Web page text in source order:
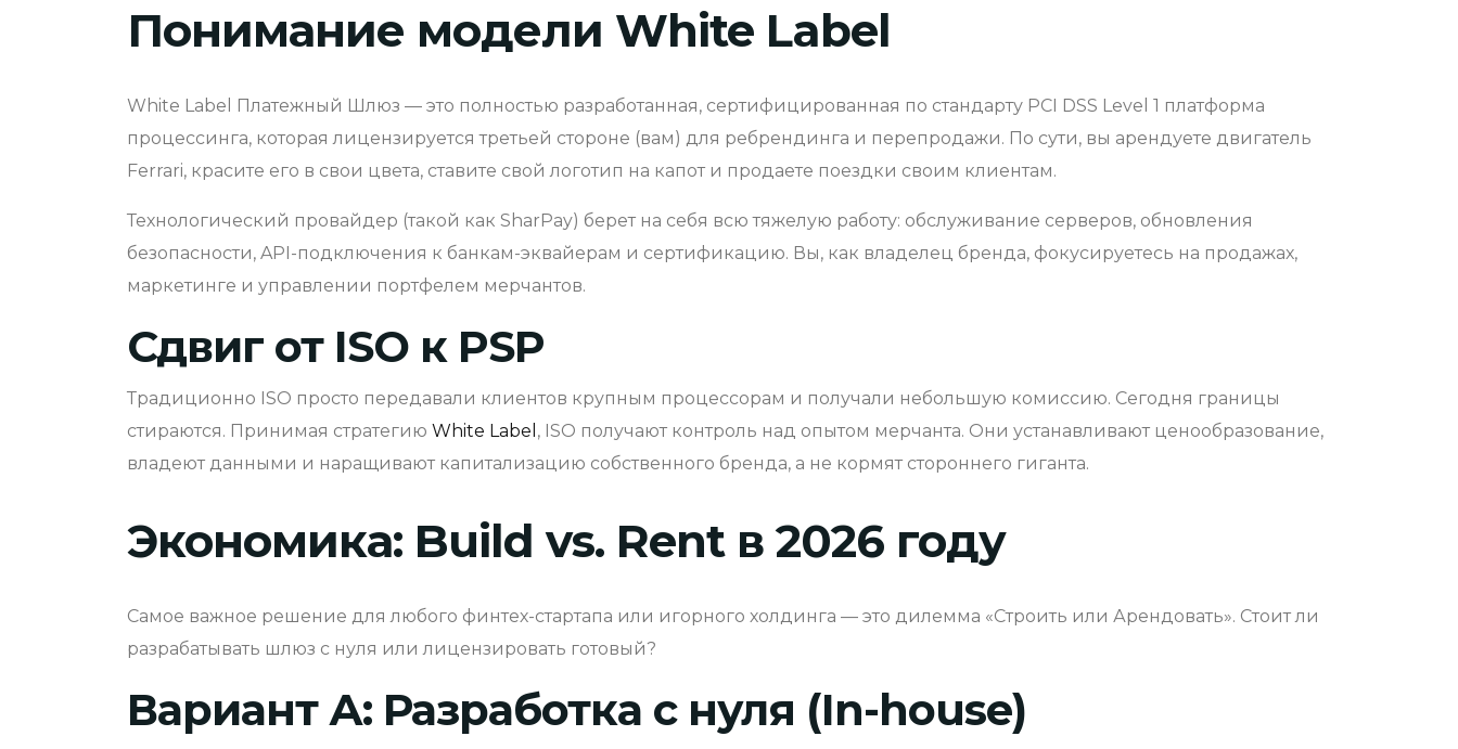
Понимание модели White Label
White Label Платежный Шлюз — это полностью разработанная, сертифицированная по стандарту PCI DSS Level 1 платформа
процессинга, которая лицензируется третьей стороне (вам) для ребрендинга и перепродажи. По сути, вы арендуете двигатель
Ferrari, красите его в свои цвета, ставите свой логотип на капот и продаете поездки своим клиентам.
Технологический провайдер (такой как SharPay) берет на себя всю тяжелую работу: обслуживание серверов, обновления
безопасности, API-подключения к банкам-эквайерам и сертификацию. Вы, как владелец бренда, фокусируетесь на продажах,
маркетинге и управлении портфелем мерчантов.
Сдвиг от ISO к PSP
Традиционно ISO просто передавали клиентов крупным процессорам и получали небольшую комиссию. Сегодня границы
стираются. Принимая стратегию White Label , ISO получают контроль над опытом мерчанта. Они устанавливают ценообразование,
владеют данными и наращивают капитализацию собственного бренда, а не кормят стороннего гиганта.
Экономика: Build vs. Rent в 2026 году
Самое важное решение для любого финтех-стартапа или игорного холдинга — это дилемма «Строить или Арендовать». Стоит ли
разрабатывать шлюз с нуля или лицензировать готовый?
Вариант А: Разработка с нуля (In-house)